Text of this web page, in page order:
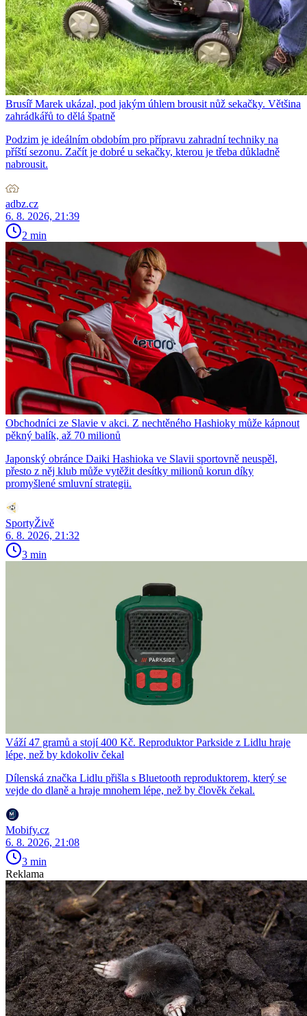
Brusíř Marek ukázal, pod jakým úhlem brousit nůž sekačky. Většina
zahrádkářů to dělá špatně
Podzim je ideálním obdobím pro přípravu zahradní techniky na
příští sezonu. Začít je dobré u sekačky, kterou je třeba důkladně
nabrousit.
adbz.cz
6. 8. 2026, 21:39
2 min
Obchodníci ze Slavie v akci. Z nechtěného Hashioky může kápnout
pěkný balík, až 70 milionů
Japonský obránce Daiki Hashioka ve Slavii sportovně neuspěl,
přesto z něj klub může vytěžit desítky milionů korun díky
promyšlené smluvní strategii.
SportyŽivě
6. 8. 2026, 21:32
3 min
Váží 47 gramů a stojí 400 Kč. Reproduktor Parkside z Lidlu hraje
lépe, než by kdokoliv čekal
Dílenská značka Lidlu přišla s Bluetooth reproduktorem, který se
vejde do dlaně a hraje mnohem lépe, než by člověk čekal.
Mobify.cz
6. 8. 2026, 21:08
3 min
Reklama